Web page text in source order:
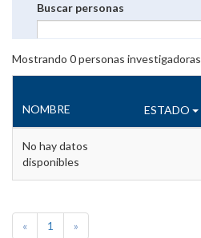
Buscar personas
Mostrando 0personas investigadoras
NOMBRE ESTADO
No hay datos
disponibles
« 1 »